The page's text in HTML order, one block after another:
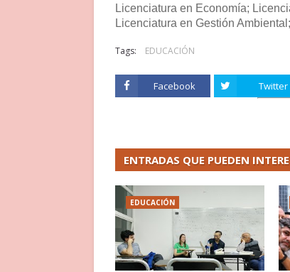
Licenciatura en Economía;
Licenciatura en Gestión
Tags: EDUCACIÓN
Facebook Twitter
ENTRADAS QUE PUEDEN
EDUCACIÓN